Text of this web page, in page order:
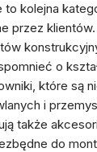
to kolejna
przez
o
które są
i
także
do